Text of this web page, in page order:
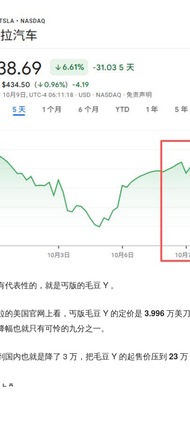
代表性的，就是丐版的毛豆 Y 。
的美国官网上看，丐版毛豆 Y 的定价是 3.996 万美刀
幅也就只有可怜的九分之一。
国内也就是降了 3 万，把毛豆 Y 的起售价压到 23 万